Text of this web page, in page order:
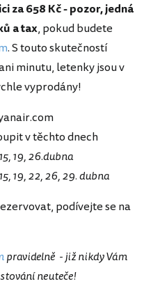
za 658 Kč - pozor, jedná
a tax, pokud budete
. S touto skutečností
minutu, letenky jsou v
vyprodány!
v těchto dnech
19, 26.dubna
19, 22, 26, 29. dubna
podívejte se na
pravidelně - již nikdy Vám
neuteče!